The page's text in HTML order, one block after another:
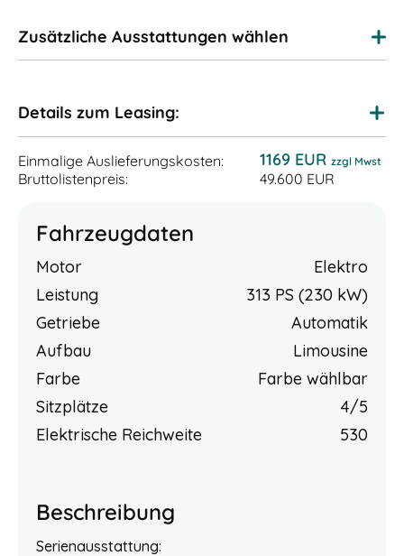
Fahrzeugdaten
Motor
Elektro
Leistung
313 PS (230 kW)
Getriebe
Automatik
Aufbau
Limousine
Farbe
Farbe wählbar
Sitzplätze
4/5
Elektrische Reichweite
530
Beschreibung
Serienausstattung:
Zusätzliche Ausstattungen wählen
Details zum Leasing:
Einmalige Auslieferungskosten: 1169 EUR zzgl Mwst
Bruttolistenpreis: 49.600 EUR